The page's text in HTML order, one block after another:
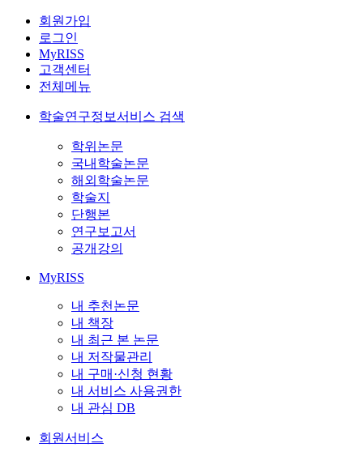
회원가입
로그인
MyRISS
고객센터
전체메뉴
학술연구정보서비스 검색
학위논문
국내학술논문
해외학술논문
학술지
단행본
연구보고서
공개강의
MyRISS
내 추천논문
내 책장
내 최근 본 논문
내 저작물관리
내 구매·신청 현황
내 서비스 사용권한
내 관심 DB
회원서비스